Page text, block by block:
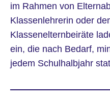
im Rahmen von
Klassenlehrerin oder
Klassenelternbeiräte
ein, die nach Bedarf,
jedem Schulhalbjahr